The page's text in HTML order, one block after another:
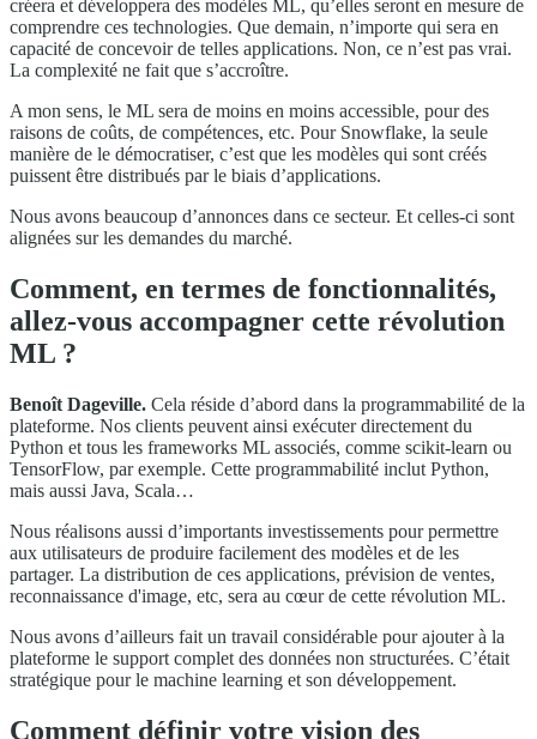
créera et développera des modèles ML, qu’elles seront en mesure de
comprendre ces technologies. Que demain, n’importe qui sera en
capacité de concevoir de telles applications. Non, ce n’est pas vrai.
La complexité ne fait que s’accroître.
A mon sens, le ML sera de moins en moins accessible, pour des
raisons de coûts, de compétences, etc. Pour Snowflake, la seule
manière de le démocratiser, c’est que les modèles qui sont créés
puissent être distribués par le biais d’applications.
Nous avons beaucoup d’annonces dans ce secteur. Et celles-ci sont
alignées sur les demandes du marché.
Comment, en termes de fonctionnalités,
allez-vous accompagner cette révolution
ML ?
Benoît Dageville. Cela réside d’abord dans la programmabilité de la
plateforme. Nos clients peuvent ainsi exécuter directement du
Python et tous les frameworks ML associés, comme scikit-learn ou
TensorFlow, par exemple. Cette programmabilité inclut Python,
mais aussi Java, Scala…
Nous réalisons aussi d’importants investissements pour permettre
aux utilisateurs de produire facilement des modèles et de les
partager. La distribution de ces applications, prévision de ventes,
reconnaissance d'image, etc, sera au cœur de cette révolution ML.
Nous avons d’ailleurs fait un travail considérable pour ajouter à la
plateforme le support complet des données non structurées. C’était
stratégique pour le machine learning et son développement.
Comment définir votre vision des